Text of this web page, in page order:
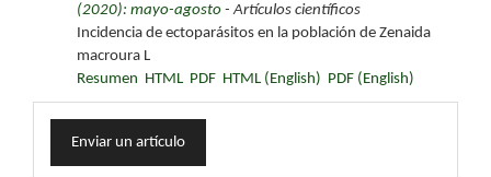
(2020): mayo-agosto - Artículos científicos
Incidencia de ectoparásitos en la población de Zenaida
macroura L
Resumen HTML PDF HTML (English) PDF (English)
Enviar
unEnviar un artículo